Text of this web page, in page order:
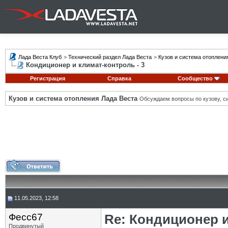
Лада Веста Клуб > Технический раздел Лада Веста > Кузов и система
Кондиционер и климат-контроль - 3
Регистрация Справка Сообщество
Кузов и система отопления Лада Веста Обсуждаем вопросы по кузову,
11.05.2023, 12:58
Фесс67
Продвинутый Re: Кондиционер